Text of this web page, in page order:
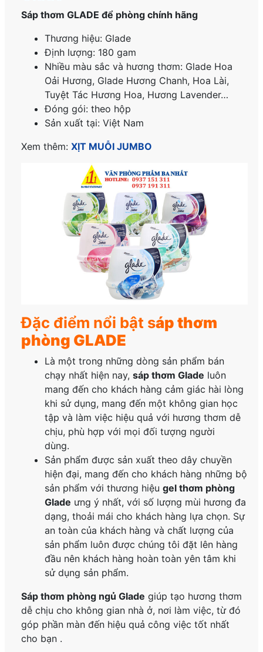
Sáp thơm GLADE để phòngchính hãng
Thương hiệu: Glade
Định lượng: 180 gam
Nhiều màu sắc và hương thơm: Glade Hoa
Oải Hương, Glade Hương Chanh, Hoa Lài,
Tuyệt Tác Hương Hoa, Hương Lavender…
Đóng gói: theo hộp
Sản xuất tại: Việt Nam
Xem thêm:XỊT MUỖI JUMBO
Đặc điểm nổi bật sáp thơm
phòng GLADE
Là một trong những dòng sản phẩm bán
chạy nhất hiện nay,sáp thơm Glade luôn
mang đến cho khách hàng cảm giác hài lòng
khi sử dụng, mang đến một không gian học
tập và làm việc hiệu quả với hương thơm dễ
chịu, phù hợp với mọi đối tượng người
dùng.
Sản phẩm được sản xuất theo dây chuyền
hiện đại, mang đến cho khách hàng những bộ
sản phẩm với thương hiệugel thơm phòng
Glade ưng ý nhất, với số lượng mùi hương đa
dạng, thoải mái cho khách hàng lựa chọn. Sự
an toàn của khách hàng và chất lượng của
sản phẩm luôn được chúng tôi đặt lên hàng
đầu nên khách hàng hoàn toàn yên tâm khi
sử dụng sản phẩm.
Sáp thơm phòng ngủ Glade giúp tạo hương thơm
dễ chịu cho không gian nhà ở, nơi làm việc, từ đó
góp phần màn đến hiệu quả công việc tốt nhất
cho bạn .